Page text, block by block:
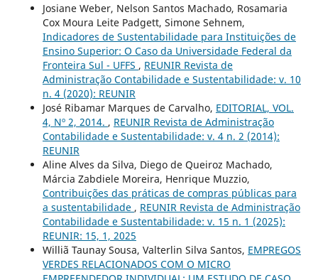
Josiane Weber, Nelson Santos Machado, Rosamaria
Cox Moura Leite Padgett, Simone Sehnem,
Indicadores de Sustentabilidade para Instituições de
Ensino Superior: O Caso da Universidade Federal da
Fronteira Sul - UFFS , REUNIR Revista de
Administração Contabilidade e Sustentabilidade: v. 10
n. 4 (2020): REUNIR
José Ribamar Marques de Carvalho, EDITORIAL, VOL.
4, Nº 2, 2014. , REUNIR Revista de Administração
Contabilidade e Sustentabilidade: v. 4 n. 2 (2014):
REUNIR
Aline Alves da Silva, Diego de Queiroz Machado,
Márcia Zabdiele Moreira, Henrique Muzzio,
Contribuições das práticas de compras públicas para
a sustentabilidade , REUNIR Revista de Administração
Contabilidade e Sustentabilidade: v. 15 n. 1 (2025):
REUNIR: 15, 1, 2025
Williã Taunay Sousa, Valterlin Silva Santos, EMPREGOS
VERDES RELACIONADOS COM O MICRO